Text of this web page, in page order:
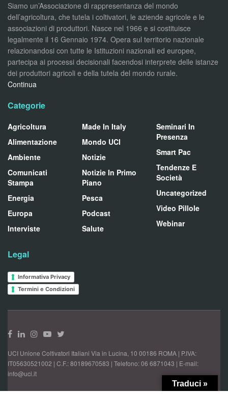
Siamo un’Associazione di rappresentanza del mondo
dell’agricoltura, che tutela i coltivatori, le aziende agricole e le
associazioni di produttori. Nasce nel 1966 e si costituisce
legalmente il 16 Gennaio 1974. Opera sul territorio nazionale
relazionandosi con tutte le Istituzioni nazionali ed europee,
partecipa ai processi decisionali facendosi interprete delle istanze
dei produttori agricoli e della tutela del mondo rurale.
Continua
Categorie
Agricoltura
Alimentazione
Ambiente
Comunicati
Stampa
Energia
Europa
Interviste
Made In Italy
Mondo UCI
Notizie
Notizie In Primo
Piano
Pesca
Podcast
Salute
Seminari In
Presenza
Smart Pac
Tendenze E
Società
Uncategorized
Video Pillole
Webinar
Legal
Informativa Privacy
Termini e Condizioni
UCI Unione Coltivatori Italiani Via in Lucina, 10 00186 ROMA | P.IVA:
IT05630521002 | C.F.: 80189670583 | Telefono: 06 6871043 | E-mail:
info@uci.it
Traduci »